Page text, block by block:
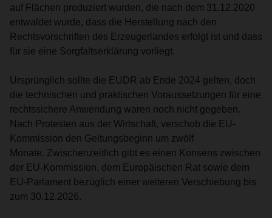
auf Flächen produziert wurden, die nach dem 31.12.2020
entwaldet wurde, dass die Herstellung nach den
Rechtsvorschriften des Erzeugerlandes erfolgt ist und dass
für sie eine Sorgfaltserklärung vorliegt.
Ursprünglich sollte die EUDR ab Ende 2024 gelten, doch
die technischen und praktischen Voraussetzungen für eine
rechtssichere Anwendung waren noch nicht gegeben.
Nach Protesten aus der Wirtschaft, verschob die EU-
Kommission den Geltungsbeginn um zwölf
Monate. Zwischenzeitlich gibt es einen Konsens zwischen
der EU-Kommission, dem Europäischen Rat sowie dem
EU-Parlament bezüglich einer weiteren Verschiebung bis
zum 30.12.2026.